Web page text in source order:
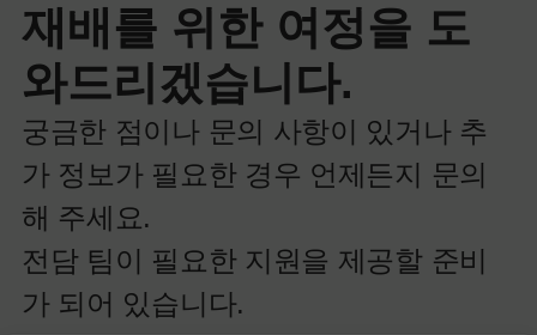
재배를 위한 여정을 도
와드리겠습니다.
궁금한 점이나 문의 사항이 있거나 추
가 정보가 필요한 경우 언제든지 문의
해 주세요.
전담 팀이 필요한 지원을 제공할 준비
가 되어 있습니다.